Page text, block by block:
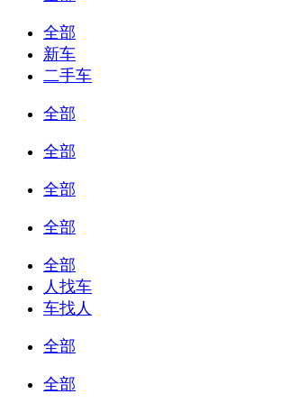
全部
新车
二手车
全部
全部
全部
全部
全部
人找车
车找人
全部
全部